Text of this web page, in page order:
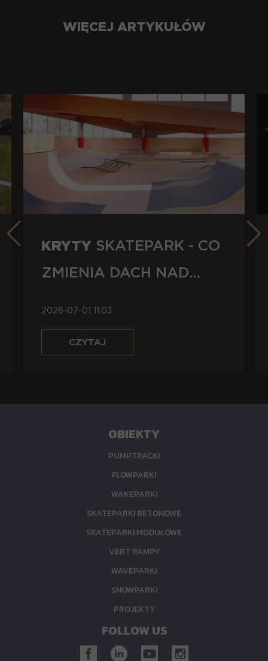
WIĘCEJ ARTYKUŁÓW
KRYTY SKATEPARK - CO
ZMIENIA DACH NAD
2026-07-01 11:03
OBIEKTY
PUMPTRACKI
FLOWPARKI
WAKEPARKI
SKATEPARKI BETONOWE
SKATEPARKI MODUŁOWE
VERT RAMPY
WAVEPARKI
SNOWPARKI
PROJEKTY
FOLLOW US